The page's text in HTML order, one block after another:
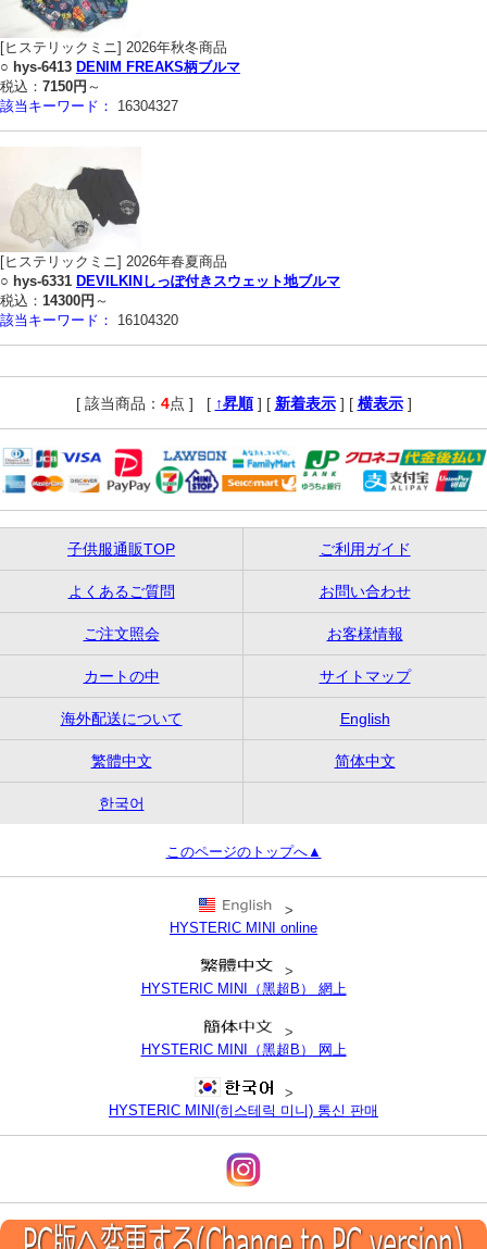
[ヒステリックミニ] 2026年秋冬商品
○ hys-6413 DENIM FREAKS柄ブルマ
税込： 7150円 ～
該当キーワード：
16304327
[ヒステリックミニ] 2026年春夏商品
○ hys-6331 DEVILKINしっぽ付きスウェット地ブルマ
税込： 14300円 ～
該当キーワード：
16104320
[ 該当商品： 4点 ] [ ↑昇順 ] [ 新着表示 ] [ 横表示 ]
子供服通販TOP ご利用ガイド
よくあるご質問 お問い合わせ
ご注文照会 お客様情報
カートの中 サイトマップ
海外配送について English
繁體中文 简体中文
한국어
このページのトップへ▲
>
HYSTERIC MINI online
>
HYSTERIC MINI（黑超B） 網上
>
HYSTERIC MINI（黑超B） 网上
>
HYSTERIC MINI(히스테릭 미니) 통신 판매